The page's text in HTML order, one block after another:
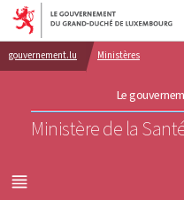
Aller au
Aller
gouvernement.lu Ministères
Le
Ministère de la
MENU
PRINCIPAL